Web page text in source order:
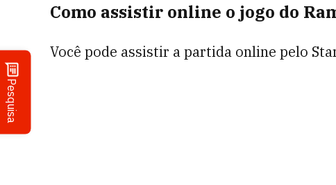
Pesquisa
Como assistir online o jogo do
Você pode assistir a partida online pelo